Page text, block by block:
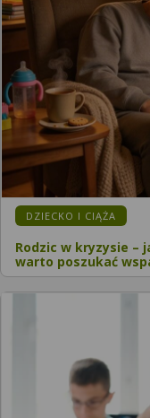
KATEGORIA:
DZIECKO I CIĄŻA
Rodzic w kryzysie –
warto poszukać